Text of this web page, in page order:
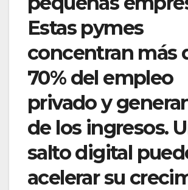
Estas pymes
concentran más
70% del empleo
privado y
de los ingresos.
salto digital
acelerar su